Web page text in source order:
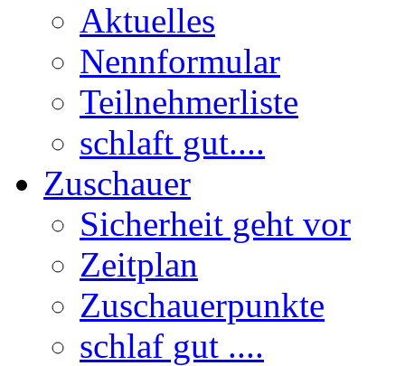
Aktuelles
Nennformular
Teilnehmerliste
schlaft gut....
Zuschauer
Sicherheit geht vor
Zeitplan
Zuschauerpunkte
schlaf gut ....